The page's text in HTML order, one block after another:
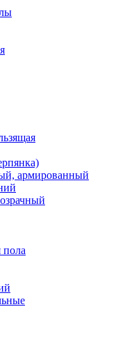
армированный
пола